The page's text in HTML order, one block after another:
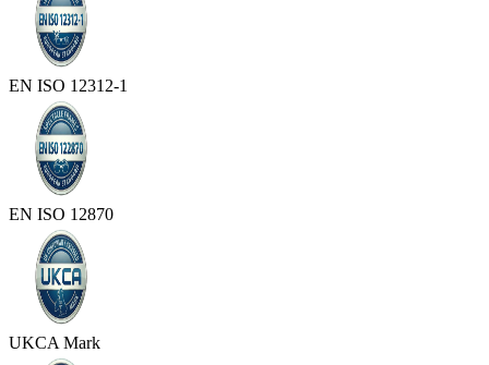
EN ISO 12312-1
EN ISO 12870
UKCA Mark